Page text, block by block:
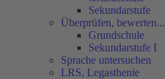
Sekundarstufe
Überprüfen, bewerten...
Grundschule
Sekundarstufe I
Sprache untersuchen
LRS, Legasthenie